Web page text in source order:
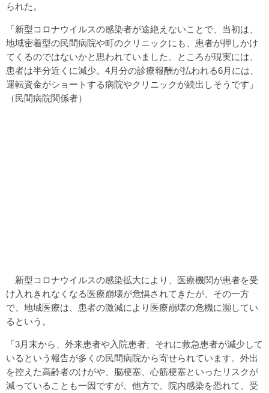
られた。
「新型コロナウイルスの感染者が途絶えないことで、当初は、
地域密着型の民間病院や町のクリニックにも、患者が押しかけ
てくるのではないかと思われていました。ところが現実には、
患者は半分近くに減少。4月分の診療報酬が払われる6月には、
運転資金がショートする病院やクリニックが続出しそうです」
（民間病院関係者）
新型コロナウイルスの感染拡大により、医療機関が患者を受
け入れきれなくなる医療崩壊が危惧されてきたが、その一方
で、地域医療は、患者の激減により医療崩壊の危機に瀕してい
るという。
「3月末から、外来患者や入院患者、それに救急患者が減少して
いるという報告が多くの民間病院から寄せられています。外出
を控えた高齢者のけがや、脳梗塞、心筋梗塞といったリスクが
減っていることも一因ですが、他方で、院内感染を恐れて、受